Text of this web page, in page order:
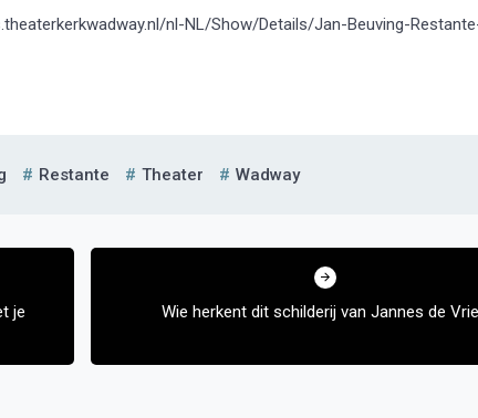
nl-NL/Show/Details/Jan-Beuving-
Restante Theater Wadway
je
Wie herkent dit schilderij van Jannes de